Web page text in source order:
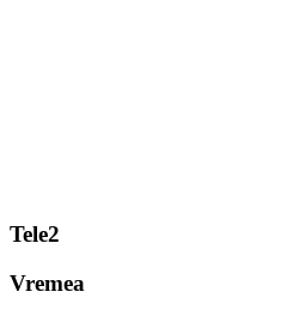
Tele2
Vremea